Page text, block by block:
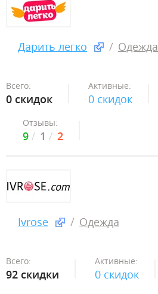
Дарить легко Одежда
Всего:
0 скидок
Активные:
0 скидок
Отзывы:
9 1 2
Ivrose Одежда
Всего:
92 скидки
Активные:
0 скидок